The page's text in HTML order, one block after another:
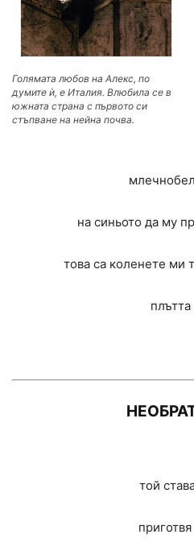
Голямата любов на Алекс, по
думите ѝ, е Италия. Влюбила се в
южната страна с първото си
стъпване на нейна почва.
на синьото да му
това са коленете ми
той